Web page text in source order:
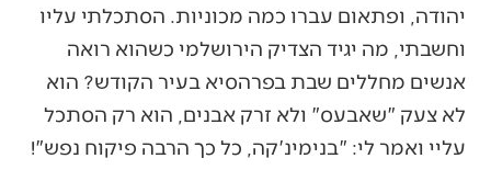
יהודה, ופתאום עברו כמה מכוניות. הסתכלתי עליו
וחשבתי, מה יגיד הצדיק הירושלמי כשהוא רואה
אנשים מחללים שבת בפרהסיא בעיר הקודש? הוא
לא צעק "שאבעס" ולא זרק אבנים, הוא רק הסתכל
עליי ואמר לי: "בנימינ'קה, כל כך הרבה פיקוח נפש"!